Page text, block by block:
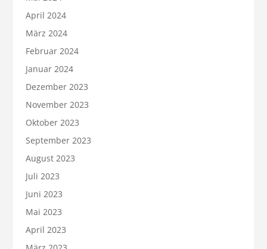
April 2024
März 2024
Februar 2024
Januar 2024
Dezember 2023
November 2023
Oktober 2023
September 2023
August 2023
Juli 2023
Juni 2023
Mai 2023
April 2023